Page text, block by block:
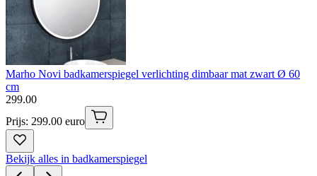
Marho Novi badkamerspiegel verlichting dimbaar mat zwart Ø 60
cm
299.00
Prijs: 299.00 euro
Bekijk alles in badkamerspiegel